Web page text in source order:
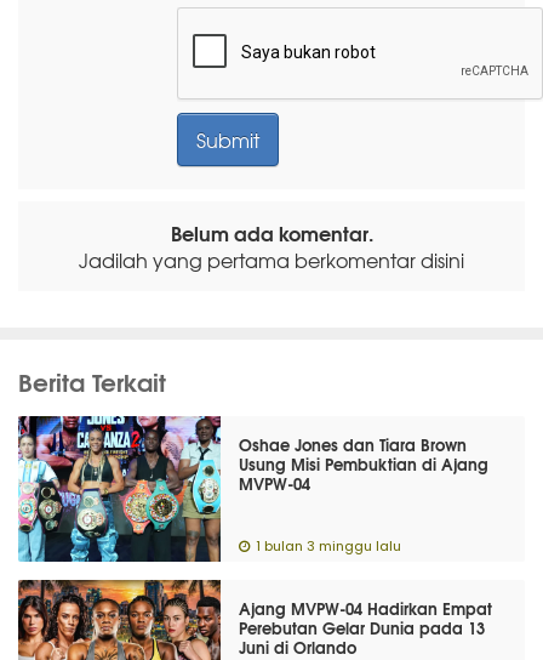
Belum ada komentar.
Jadilah yang pertama berkomentar disini
Berita Terkait
Oshae Jones dan Tiara Brown
Usung Misi Pembuktian di Ajang
MVPW-04
1 bulan 3 minggu lalu
Ajang MVPW-04 Hadirkan Empat
Perebutan Gelar Dunia pada 13
Juni di Orlando